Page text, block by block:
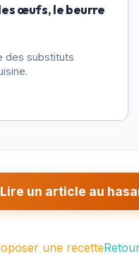
œufs, le beurre
des substituts
un article au
une recette